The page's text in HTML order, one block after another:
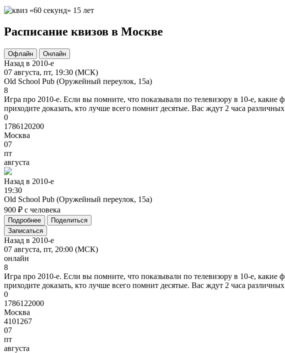
Расписание квизов в Москве
Офлайн Онлайн
Назад в 2010-е
07 августа, пт, 19:30 (МСК)
Old School Pub (Оружейный переулок, 15а)
8
Игра про 2010-е. Если вы помните, что показывали по телевизору в 10-е,
приходите доказать, кто лучше всего помнит десятые. Вас ждут 2 часа
0
1786120200
Москва
07
пт
августа
Назад в 2010-е
19:30
Old School Pub (Оружейный переулок, 15а)
900 ₽ с человека
Подробнее
Поделиться
Записаться
Назад в 2010-е
07 августа, пт, 20:00 (МСК)
онлайн
8
Игра про 2010-е. Если вы помните, что показывали по телевизору в 10-е,
приходите доказать, кто лучше всего помнит десятые. Вас ждут 2 часа
0
1786122000
Москва
4101267
07
пт
августа